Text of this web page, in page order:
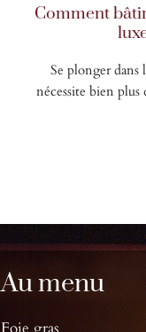
Comment
Se plonger dans
nécessite bien plus
Au menu